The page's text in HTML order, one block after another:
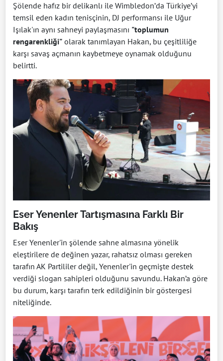
Şölende hafız bir delikanlı ile Wimbledon’da Türkiye’yi
temsil eden kadın tenisçinin, DJ performansı ile Uğur
Işılak'ın aynı sahneyi paylaşmasını "toplumun
rengarenkliği" olarak tanımlayan Hakan, bu çeşitliliğe
karşı savaş açmanın kaybetmeye oynamak olduğunu
belirtti.
Eser Yenenler Tartışmasına Farklı Bir
Bakış
Eser Yenenler'in şölende sahne almasına yönelik
eleştirilere de değinen yazar, rahatsız olması gereken
tarafın AK Partililer değil, Yenenler'in geçmişte destek
verdiği slogan sahipleri olduğunu savundu. Hakan’a göre
bu durum, karşı tarafın terk edildiğinin bir göstergesi
niteliğinde.